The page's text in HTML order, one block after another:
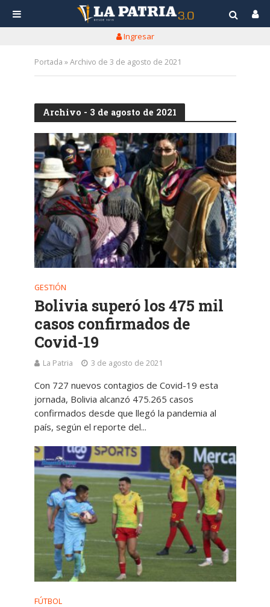
Ingresar
Portada »Archivo de 3 de agosto de 2021
Archivo - 3 de agosto de 2021
GESTIÓN
Bolivia superó los 475 mil
casos confirmados de
Covid-19
La Patria 3 de agosto de 2021
Con 727 nuevos contagios de Covid-19 esta
jornada, Bolivia alcanzó 475.265 casos
confirmados desde que llegó la pandemia al
país, según el reporte del...
FÚTBOL